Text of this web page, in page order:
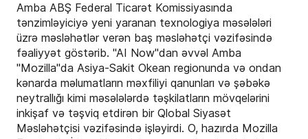
Amba ABŞ Federal Ticarət Komissiyasında
tənzimləyiciyə yeni yaranan texnologiya məsələləri
üzrə məsləhətlər verən baş məsləhətçi vəzifəsində
fəaliyyət göstərib. "AI Now"dan əvvəl Amba
"Mozilla"da Asiya-Sakit Okean regionunda və ondan
kənarda məlumatların məxfiliyi qanunları və şəbəkə
neytrallığı kimi məsələlərdə təşkilatların mövqelərini
inkişaf və təşviq etdirən bir Qlobal Siyasət
Məsləhətçisi vəzifəsində işləyirdi. O, hazırda Mozilla